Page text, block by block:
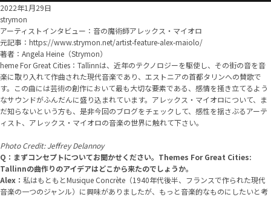
2022年1月29日
strymon
アーティストインタビュー：音の魔術師アレックス・マイオロ
元記事： https://www.strymon.net/artist-feature-alex-maiolo/
著者：Angela Heine（Strymon）
heme For Great Cities：Tallinnは、近年のテクノロジーを駆使し、その街の音を音
楽に取り入れて作曲された現代音楽であり、エストニアの首都タリンへの賛歌で
す。この曲には芸術の創作において最も大切な要素である、感情を掻き立てるよう
なサウンドがふんだんに盛り込まれています。アレックス・マイオロについて、ま
だ知らないという方も、是非今回のブログをチェックして、感性を揺さぶるアーテ
ィスト、アレックス・マイオロの音楽の世界に触れて下さい。
Photo Credit: Jeffrey Delannoy
Q：まずコンセプトについてお聞かせください。Themes For Great Cities:
Tallinnの曲作りのアイデアはどこから来たのでしょうか。
Alex： 私はもともとMusique Concrète（1940年代後半、フランスで作られた現代
音楽の一つのジャンル）に興味がありましたが、もっと音楽的なものにしたいと考